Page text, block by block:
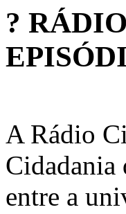
?
A Rádio
Cidadania
entre a